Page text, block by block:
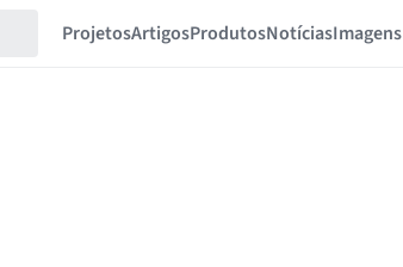
ProjetosArtigosProdutosNotíciasImagens